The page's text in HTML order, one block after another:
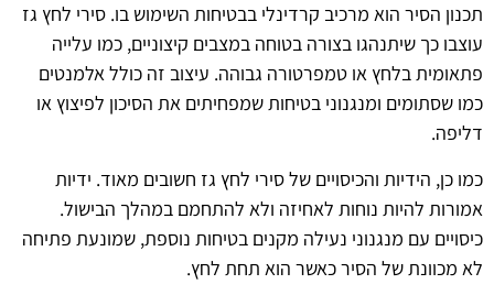
תכנון הסיר הוא מרכיב קרדינלי בבטיחות השימוש בו. סירי לחץ גז
עוצבו כך שיתנהגו בצורה בטוחה במצבים קיצוניים, כמו עלייה
פתאומית בלחץ או טמפרטורה גבוהה. עיצוב זה כולל אלמנטים
כמו שסתומים ומנגנוני בטיחות שמפחיתים את הסיכון לפיצוץ או
דליפה.
כמו כן, הידיות והכיסויים של סירי לחץ גז חשובים מאוד. ידיות
אמורות להיות נוחות לאחיזה ולא להתחמם במהלך הבישול.
כיסויים עם מנגנוני נעילה מקנים בטיחות נוספת, שמונעת פתיחה
לא מכוונת של הסיר כאשר הוא תחת לחץ.